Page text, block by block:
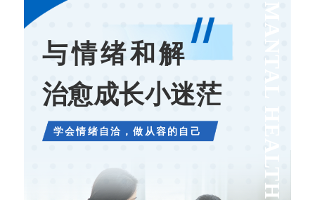
与情绪和解
治愈成长小迷茫
学会情绪自洽，做从容的自己 MANTAL HEALTH